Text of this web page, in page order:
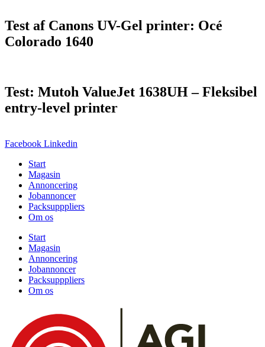
Test af Canons UV-Gel printer: Océ
Colorado 1640
Test: Mutoh ValueJet 1638UH – Fleksibel
entry-level printer
Facebook Linkedin
Start
Magasin
Annoncering
Jobannoncer
Packsupppliers
Om os
Start
Magasin
Annoncering
Jobannoncer
Packsupppliers
Om os